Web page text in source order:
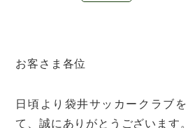
お客さま各位
日頃より袋井サッカークラブ
て、誠にありがとうございます。